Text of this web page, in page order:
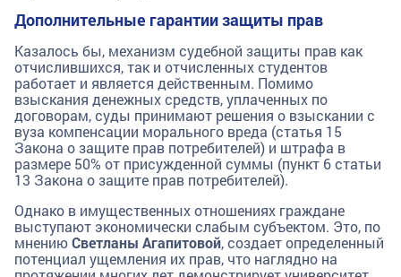
Дополнительные гарантии защиты прав
Казалось бы, механизм судебной защиты прав как
отчислившихся, так и отчисленных студентов
работает и является действенным. Помимо
взыскания денежных средств, уплаченных по
договорам, суды принимают решения о взыскании с
вуза компенсации морального вреда (статья 15
Закона о защите прав потребителей) и штрафа в
размере 50% от присужденной суммы (пункт 6 статьи
13 Закона о защите прав потребителей).
Однако в имущественных отношениях граждане
выступают экономически слабым субъектом. Это, по
мнениюСветланы Агапитовой, создает определенный
потенциал ущемления их прав, что наглядно на